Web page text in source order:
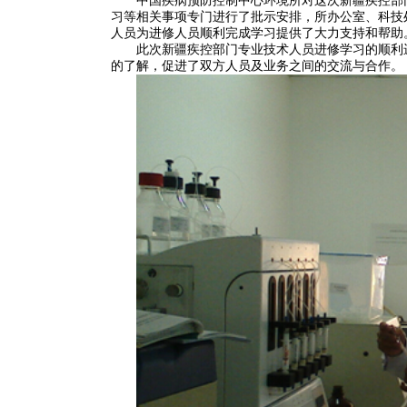
习等相关事项专门进行了批示安排，所办公室、科
人员为进修人员顺利完成学习提供了大力支持和帮助
此次新疆疾控部门专业技术人员进修学习的顺利
的了解，促进了双方人员及业务之间的交流与合作。